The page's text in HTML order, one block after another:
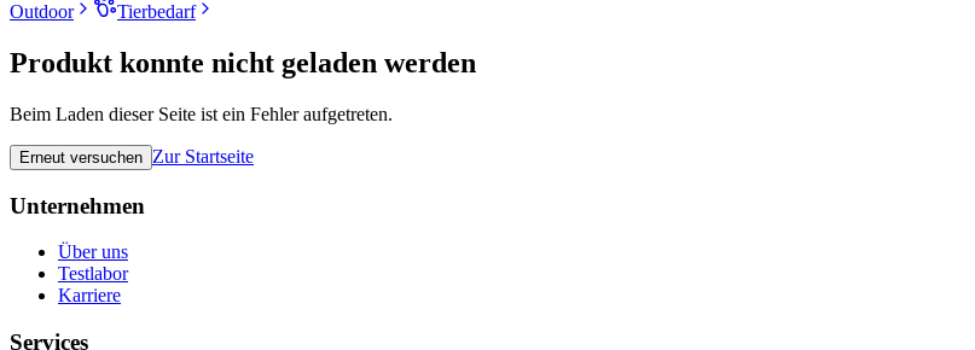
Outdoor
Tierbedarf
Produkt konnte nicht geladen werden
Beim Laden dieser Seite ist ein Fehler aufgetreten.
Erneut versuchen Zur Startseite
Unternehmen
Über uns
Testlabor
Karriere
Services